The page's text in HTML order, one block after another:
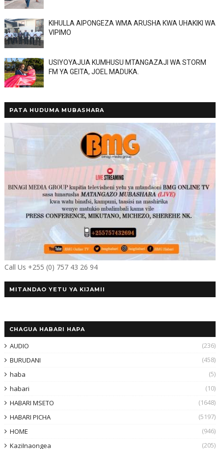
KIHULLA AIPONGEZA WMA ARUSHA KWA UHAKIKI WA
VIPIMO
USIYOYAJUA KUMHUSU MTANGAZAJI WA STORM
FM YA GEITA, JOEL MADUKA.
PATA HUDUMA MUBASHARA
Call Us +255 (0) 757 43 26 94
MITANDAO YETU YA KIJAMII
CHAGUA HABARI HAPA
AUDIO
(236)
BURUDANI
(458)
haba
(5)
habari
(10)
HABARI MSETO
(1648)
HABARI PICHA
(5197)
HOME
(946)
KaziInaongea
(205)